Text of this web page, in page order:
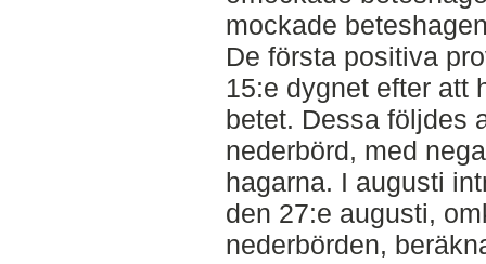
mockade
De första positiva
15:e dygnet efter att
betet. Dessa följdes
nederbörd, med
hagarna. I augusti
den 27:e augusti,
nederbörden,